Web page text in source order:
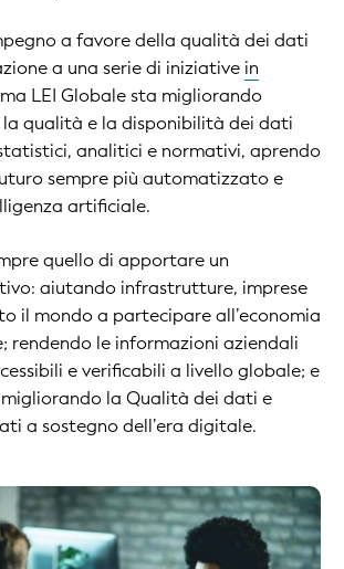
a favore della qualità dei dati
a una serie di iniziative in
LEI Globale sta migliorando
qualità e la disponibilità dei dati
analitici e normativi, aprendo
sempre più automatizzato e
artificiale.
quello di apportare un
aiutando infrastrutture, imprese
il mondo a partecipare all’economia
rendendo le informazioni aziendali
e verificabili a livello globale; e
la Qualità dei dati e
a sostegno dell’era digitale.